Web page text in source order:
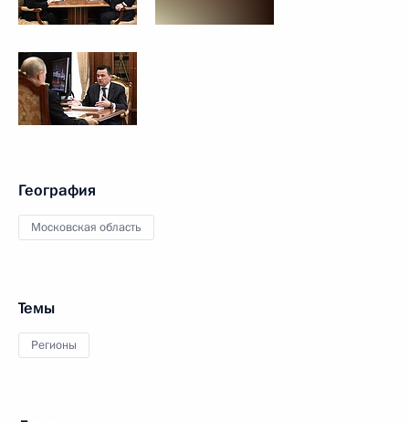
География
Московская область
Темы
Регионы